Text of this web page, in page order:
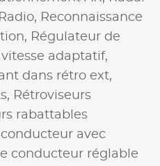
Radio, Reconnaissance
Régulateur de
adaptatif,
dans rétro ext,
Rétroviseurs
rabattables
avec
conducteur réglable